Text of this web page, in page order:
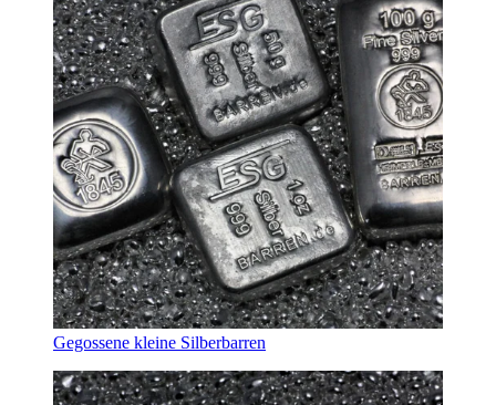
Gegossene kleine Silberbarren